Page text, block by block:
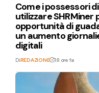
Come i possessori
utilizzare
opportunità di
un aumento
digitali
DiREDAZIONE 18 ore fa